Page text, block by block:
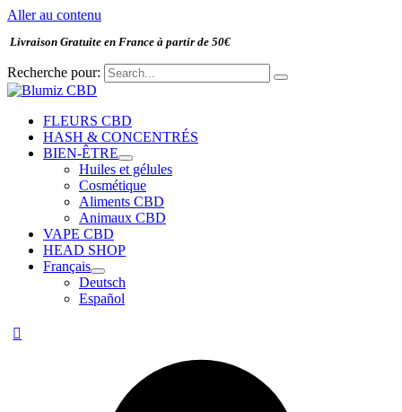
Aller au contenu
Livraison Gratuite en France à partir de 50€
Recherche pour:
FLEURS CBD
HASH & CONCENTRÉS
BIEN-ÊTRE
Huiles et gélules
Cosmétique
Aliments CBD
Animaux CBD
VAPE CBD
HEAD SHOP
Français
Deutsch
Español